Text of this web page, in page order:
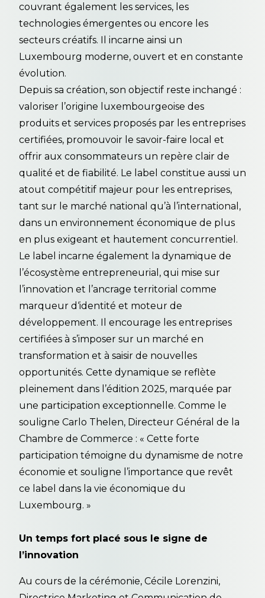
couvrant également les services, les
technologies émergentes ou encore les
secteurs créatifs. Il incarne ainsi un
Luxembourg moderne, ouvert et en constante
évolution.
Depuis sa création, son objectif reste inchangé :
valoriser l’origine luxembourgeoise des
produits et services proposés par les entreprises
certifiées, promouvoir le savoir-faire local et
offrir aux consommateurs un repère clair de
qualité et de fiabilité. Le label constitue aussi un
atout compétitif majeur pour les entreprises,
tant sur le marché national qu’à l’international,
dans un environnement économique de plus
en plus exigeant et hautement concurrentiel.
Le label incarne également la dynamique de
l’écosystème entrepreneurial, qui mise sur
l’innovation et l’ancrage territorial comme
marqueur d‘identité et moteur de
développement. Il encourage les entreprises
certifiées à s’imposer sur un marché en
transformation et à saisir de nouvelles
opportunités. Cette dynamique se reflète
pleinement dans l’édition 2025, marquée par
une participation exceptionnelle. Comme le
souligne Carlo Thelen, Directeur Général de la
Chambre de Commerce : « Cette forte
participation témoigne du dynamisme de notre
économie et souligne l’importance que revêt
ce label dans la vie économique du
Luxembourg. »
Un temps fort placé sous le signe de
l’innovation
Au cours de la cérémonie, Cécile Lorenzini,